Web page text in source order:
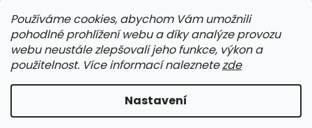
Používáme cookies, abychom Vám umožnili
pohodlné prohlížení webu a díky analýze provozu
webu neustále zlepšovali jeho funkce, výkon a
použitelnost. Více informací naleznetezde
Nastavení
Speciální sleva pro naše zákazníky!
Získejte-3 %slevu na všechny produktyENERGY,FLOW,
Vytvořil Shoptet